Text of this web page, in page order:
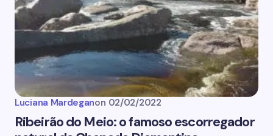
Luciana Mardeganon 02/02/2022
Ribeirão do Meio: o famoso escorregador